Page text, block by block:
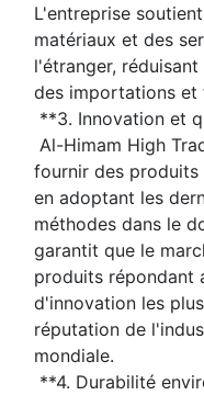
L'entreprise
matériaux et des
l'étranger,
des importations et
**3. Innovation et
fournir des produits
en adoptant les
méthodes dans le
garantit que le
produits répondant
d'innovation les
réputation de
mondiale.
**4. Durabilité